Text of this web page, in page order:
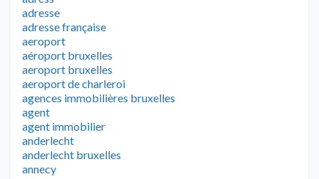
adresse
adresse française
aeroport
aéroport bruxelles
aeroport bruxelles
aeroport de charleroi
agences immobilières bruxelles
agent
agent immobilier
anderlecht
anderlecht bruxelles
annecy